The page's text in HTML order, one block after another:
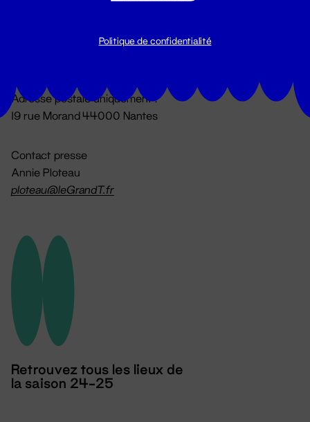
Du lundi au vendredi 14h → 18h
Adresse postale uniquement :
19 rue Morand 44000 Nantes
Contact presse
Annie Ploteau
ploteau@leGrandT.fr
Retrouvez tous les lieux de
la saison 24-25
Politique de confidentialité